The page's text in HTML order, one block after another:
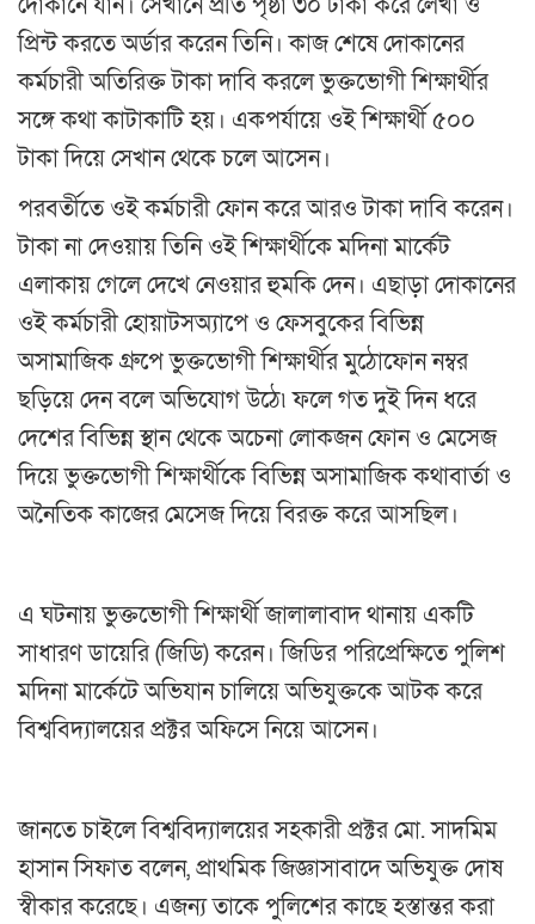
প্রিন্ট করতে অর্ডার করেন তিনি। কাজ শেষে দোকানের
কর্মচারী অতিরিক্ত টাকা দাবি করলে ভুক্তভোগী শিক্ষার্থীর
সঙ্গে কথা কাটাকাটি হয়। একপর্যায়ে ওই শিক্ষার্থী ৫০০
টাকা দিয়ে সেখান থেকে চলে আসেন।
পরবর্তীতে ওই কর্মচারী ফোন করে আরও টাকা দাবি করেন।
টাকা না দেওয়ায় তিনি ওই শিক্ষার্থীকে মদিনা মার্কেট
এলাকায় গেলে দেখে নেওয়ার হুমকি দেন। এছাড়া দোকানের
ওই কর্মচারী হোয়াটসঅ্যাপে ও ফেসবুকের বিভিন্ন
অসামাজিক গ্রুপে ভুক্তভোগী শিক্ষার্থীর মুঠোফোন নম্বর
ছড়িয়ে দেন বলে অভিযোগ উঠে৷ ফলে গত দুই দিন ধরে
দেশের বিভিন্ন স্থান থেকে অচেনা লোকজন ফোন ও মেসেজ
দিয়ে ভুক্তভোগী শিক্ষার্থীকে বিভিন্ন অসামাজিক কথাবার্তা ও
অনৈতিক কাজের মেসেজ দিয়ে বিরক্ত করে আসছিল।
এ ঘটনায় ভুক্তভোগী শিক্ষার্থী জালালাবাদ থানায় একটি
সাধারণ ডায়েরি (জিডি) করেন। জিডির পরিপ্রেক্ষিতে পুলিশ
মদিনা মার্কেটে অভিযান চালিয়ে অভিযুক্তকে আটক করে
বিশ্ববিদ্যালয়ের প্রক্টর অফিসে নিয়ে আসেন।
জানতে চাইলে বিশ্ববিদ্যালয়ের সহকারী প্রক্টর মো. সাদমিম
হাসান সিফাত বলেন, প্রাথমিক জিজ্ঞাসাবাদে অভিযুক্ত দোষ
স্বীকার করেছে। এজন্য তাকে পুলিশের কাছে হস্তান্তর করা